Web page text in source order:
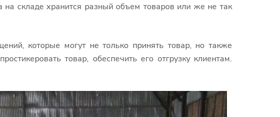
складе хранится разный объем товаров или же не так
которые могут не только принять товар, но также
товар, обеспечить его отгрузку клиентам.